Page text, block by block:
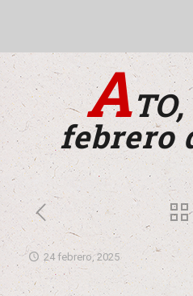
A
febrero
24 febrero, 2025